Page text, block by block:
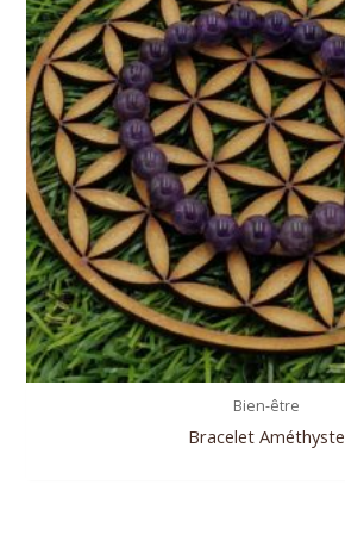
Bien-être
Bracelet Améthyste